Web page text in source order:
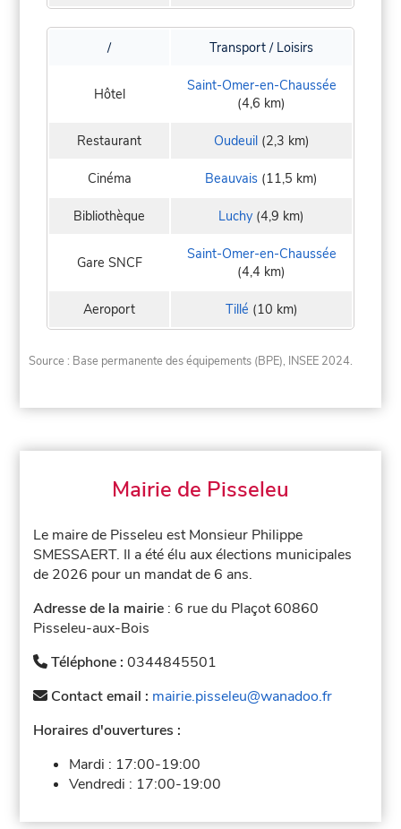
/ Transport / Loisirs
Hôtel
Saint-Omer-en-Chaussée
(4,6 km)
Restaurant Oudeuil(2,3 km)
Cinéma Beauvais (11,5 km)
Bibliothèque Luchy (4,9 km)
Gare SNCF
Saint-Omer-en-Chaussée
(4,4 km)
Aeroport Tillé (10 km)
Source : Base permanente des équipements (BPE), INSEE 2024.
Mairie de Pisseleu
Le maire de Pisseleu est Monsieur Philippe
SMESSAERT. Il a été élu aux élections municipales
de 2026 pour un mandat de 6 ans.
Adresse de la mairie : 6 rue du Plaçot 60860
Pisseleu-aux-Bois
Téléphone :0344845501
Contact email : mairie.pisseleu@wanadoo.fr
Horaires d'ouvertures :
Mardi : 17:00-19:00
Vendredi : 17:00-19:00